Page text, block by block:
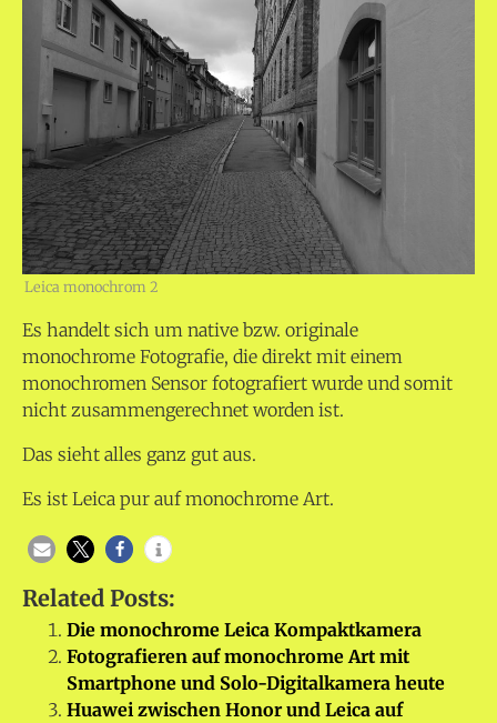
Leica monochrom 2
Es handelt sich um native bzw. originale
monochrome Fotografie, die direkt mit einem
monochromen Sensor fotografiert wurde und somit
nicht zusammengerechnet worden ist.
Das sieht alles ganz gut aus.
Es ist Leica pur auf monochrome Art.
Related Posts:
Die monochrome Leica Kompaktkamera
Fotografieren auf monochrome Art mit
Smartphone und Solo-Digitalkamera heute
Huawei zwischen Honor und Leica auf